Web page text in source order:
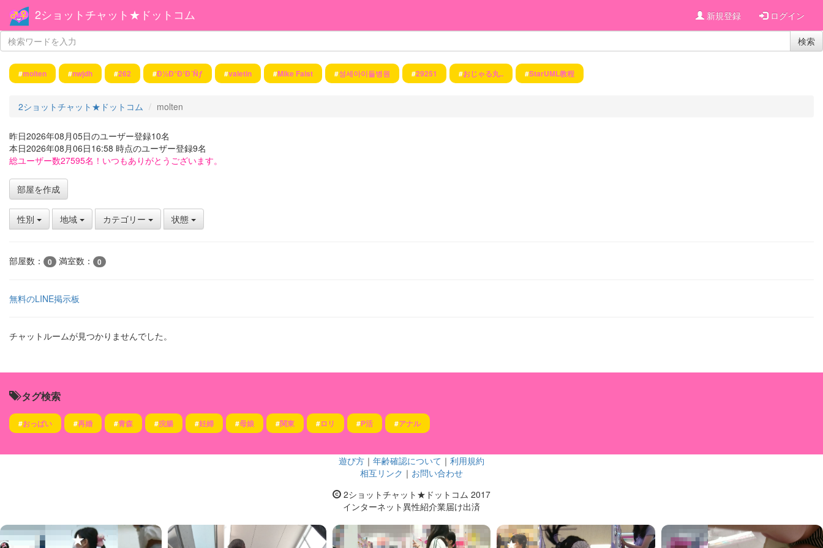
2ショットチャット★ドットコム 新規登録 ログイン
検索
#molten #nwjdh #262 #Ð½Ð°Ð¹Ð´Ñƒ #valetin #Mike Faist #성세아이들병원 #29251 #おじゃる丸.. #StarUML教程
2ショットチャット★ドットコム molten
昨日2026年08月05日のユーザー登録10名
本日2026年08月06日16:58 時点のユーザー登録9名
総ユーザー数27595名！いつもありがとうございます。
部屋を作成
性別 地域 カテゴリー 状態
部屋数： 0 満室数： 0
無料のLINE掲示板
チャットルームが見つかりませんでした。
タグ検索
#おっぱい #再婚 #青森 #浣腸 #妊婦 #母娘 #関東 #ロリ #P活 #アナル
遊び方 ｜ 年齢確認について ｜ 利用規約
相互リンク ｜ お問い合わせ
2ショットチャット★ドットコム 2017
インターネット異性紹介業届け出済